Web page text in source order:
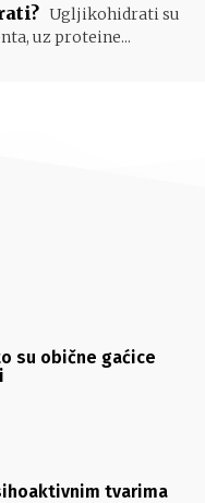
Ugljikohidrati su
uz proteine...
su obične gaćice
tvarima